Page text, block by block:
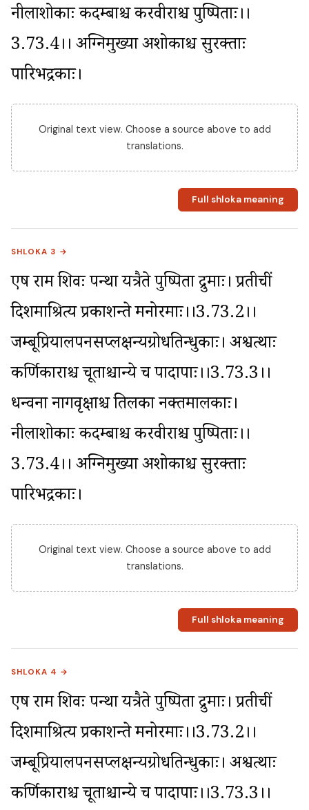
नीलाशोकाः कदम्बाश्च करवीराश्च पुष्पिताः।।
3.73.4।। अग्निमुख्या अशोकाश्च सुरक्ताः
पारिभद्रकाः।
Original text view. Choose a source above to add
translations.
Full shloka meaning
SHLOKA 3 →
एष राम शिवः पन्था यत्रैते पुष्पिता द्रुमाः। प्रतीचीं
दिशमाश्रित्य प्रकाशन्ते मनोरमाः।।3.73.2।।
जम्बूप्रियालपनसप्लक्षन्यग्रोधतिन्धुकाः। अश्वत्थाः
कर्णिकाराश्च चूताश्चान्ये च पादापाः।।3.73.3।।
धन्वना नागवृक्षाश्च तिलका नक्तमालकाः।
नीलाशोकाः कदम्बाश्च करवीराश्च पुष्पिताः।।
3.73.4।। अग्निमुख्या अशोकाश्च सुरक्ताः
पारिभद्रकाः।
Original text view. Choose a source above to add
translations.
Full shloka meaning
SHLOKA 4 →
एष राम शिवः पन्था यत्रैते पुष्पिता द्रुमाः। प्रतीचीं
दिशमाश्रित्य प्रकाशन्ते मनोरमाः।।3.73.2।।
जम्बूप्रियालपनसप्लक्षन्यग्रोधतिन्धुकाः। अश्वत्थाः
कर्णिकाराश्च चूताश्चान्ये च पादापाः।।3.73.3।।